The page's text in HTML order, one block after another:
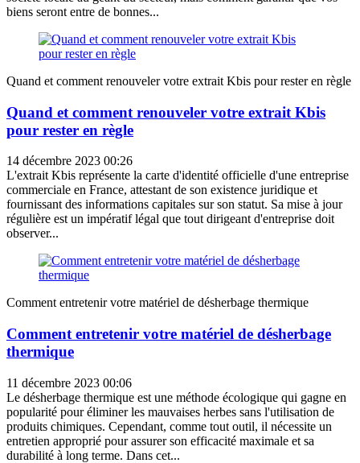
biens seront entre de bonnes...
Quand et comment renouveler votre extrait Kbis pour rester en règle
Quand et comment renouveler votre extrait Kbis
pour rester en règle
14 décembre 2023 00:26
L'extrait Kbis représente la carte d'identité officielle d'une entreprise
commerciale en France, attestant de son existence juridique et
fournissant des informations capitales sur son statut. Sa mise à jour
régulière est un impératif légal que tout dirigeant d'entreprise doit
observer...
Comment entretenir votre matériel de désherbage thermique
Comment entretenir votre matériel de désherbage
thermique
11 décembre 2023 00:06
Le désherbage thermique est une méthode écologique qui gagne en
popularité pour éliminer les mauvaises herbes sans l'utilisation de
produits chimiques. Cependant, comme tout outil, il nécessite un
entretien approprié pour assurer son efficacité maximale et sa
durabilité à long terme. Dans cet...